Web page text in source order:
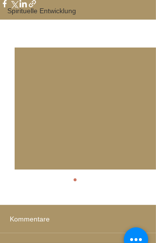
Spirituelle Entwicklung
Kommentare